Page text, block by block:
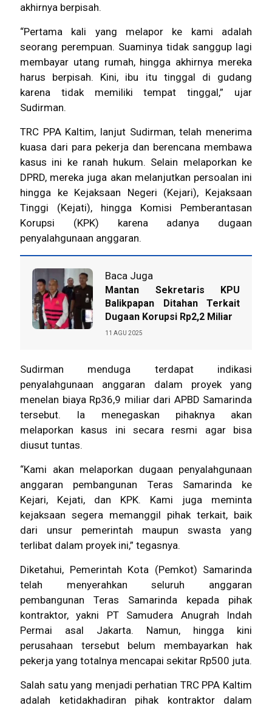
akhirnya berpisah.
“Pertama kali yang melapor ke kami adalah
seorang perempuan. Suaminya tidak sanggup lagi
membayar utang rumah, hingga akhirnya mereka
harus berpisah. Kini, ibu itu tinggal di gudang
karena tidak memiliki tempat tinggal,” ujar
Sudirman.
TRC PPA Kaltim, lanjut Sudirman, telah menerima
kuasa dari para pekerja dan berencana membawa
kasus ini ke ranah hukum. Selain melaporkan ke
DPRD, mereka juga akan melanjutkan persoalan ini
hingga ke Kejaksaan Negeri (Kejari), Kejaksaan
Tinggi (Kejati), hingga Komisi Pemberantasan
Korupsi (KPK) karena adanya dugaan
penyalahgunaan anggaran.
Baca Juga
Mantan Sekretaris KPU
Balikpapan Ditahan Terkait
Dugaan Korupsi Rp2,2 Miliar
11 AGU 2025
Sudirman menduga terdapat indikasi
penyalahgunaan anggaran dalam proyek yang
menelan biaya Rp36,9 miliar dari APBD Samarinda
tersebut. Ia menegaskan pihaknya akan
melaporkan kasus ini secara resmi agar bisa
diusut tuntas.
“Kami akan melaporkan dugaan penyalahgunaan
anggaran pembangunan Teras Samarinda ke
Kejari, Kejati, dan KPK. Kami juga meminta
kejaksaan segera memanggil pihak terkait, baik
dari unsur pemerintah maupun swasta yang
terlibat dalam proyek ini,” tegasnya.
Diketahui, Pemerintah Kota (Pemkot) Samarinda
telah menyerahkan seluruh anggaran
pembangunan Teras Samarinda kepada pihak
kontraktor, yakni PT Samudera Anugrah Indah
Permai asal Jakarta. Namun, hingga kini
perusahaan tersebut belum membayarkan hak
pekerja yang totalnya mencapai sekitar Rp500 juta.
Salah satu yang menjadi perhatian TRC PPA Kaltim
adalah ketidakhadiran pihak kontraktor dalam